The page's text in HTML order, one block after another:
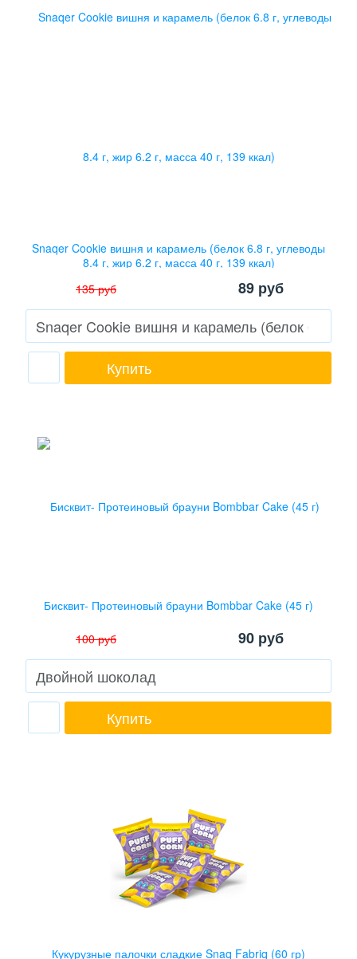
Snaqer Cookie вишня и карамель (белок 6.8 г, углеводы
8.4 г, жир 6.2 г, масса 40 г, 139 ккал)
135руб 89 руб
Купить
Бисквит- Протеиновый брауни Bombbar Cake (45 г)
100руб 90 руб
Купить
Кукурузные палочки сладкие Snaq Fabriq (60 гр)